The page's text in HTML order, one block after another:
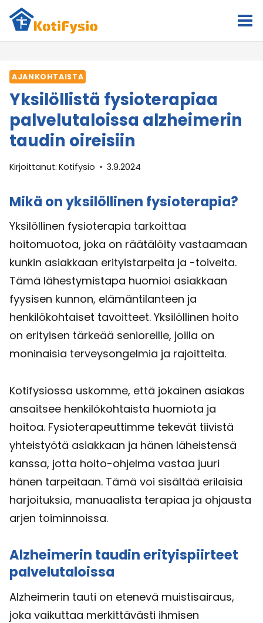
Siirry
sisältöön
AJANKOHTAISTA
Yksilöllistä fysioterapiaa
palvelutaloissa alzheimerin
taudin oireisiin
Kirjoittanut: Kotifysio 3.9.2024
Mikä on yksilöllinen fysioterapia?
Yksilöllinen fysioterapia tarkoittaa
hoitomuotoa, joka on räätälöity vastaamaan
kunkin asiakkaan erityistarpeita ja -toiveita.
Tämä lähestymistapa huomioi asiakkaan
fyysisen kunnon, elämäntilanteen ja
henkilökohtaiset tavoitteet. Yksilöllinen hoito
on erityisen tärkeää senioreille, joilla on
moninaisia terveysongelmia ja rajoitteita.
Kotifysiossa uskomme, että jokainen asiakas
ansaitsee henkilökohtaista huomiota ja
hoitoa. Fysioterapeuttimme tekevät tiivistä
yhteistyötä asiakkaan ja hänen läheistensä
kanssa, jotta hoito-ohjelma vastaa juuri
hänen tarpeitaan. Tämä voi sisältää erilaisia
harjoituksia, manuaalista terapiaa ja ohjausta
arjen toiminnoissa.
Alzheimerin taudin erityispiirteet
palvelutaloissa
Alzheimerin tauti on etenevä muistisairaus,
joka vaikuttaa merkittävästi ihmisen